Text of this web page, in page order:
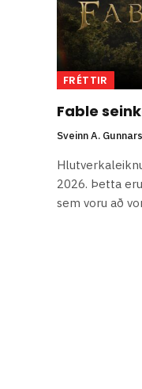
FRÉTTIR
Fable
Sveinn A.
2026. Þetta
sem voru að